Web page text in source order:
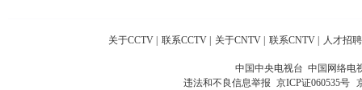
关于CCTV | 联系CCTV | 关于CNTV | 联系CNTV | 人才招聘
中国中央电视台 中国网络电
违法和不良信息举报 京ICP证060535号